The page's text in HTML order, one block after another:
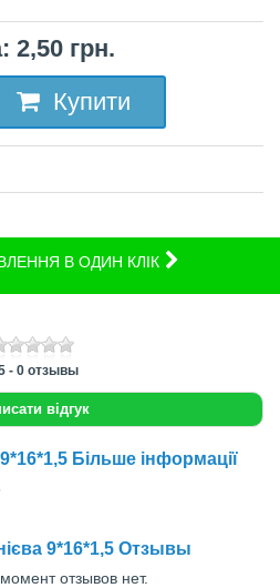
2,50 грн.
Купити
В ОДИН КЛІК
- 0отзывы
відгук
Більше інформації
9*16*1,5 Отзывы
отзывов нет.